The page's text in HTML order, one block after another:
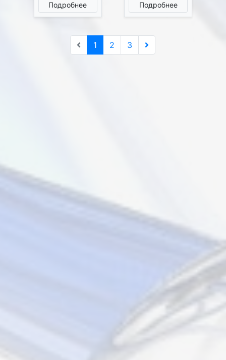
Подробнее Подробнее
1 2 3